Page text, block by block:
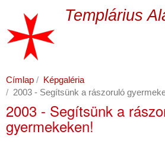
tartalomra
Templárius
Címlap
Képgaléria
2003 - Segítsünk a rászoruló
2003 - Segítsünk a
gyermekeken!